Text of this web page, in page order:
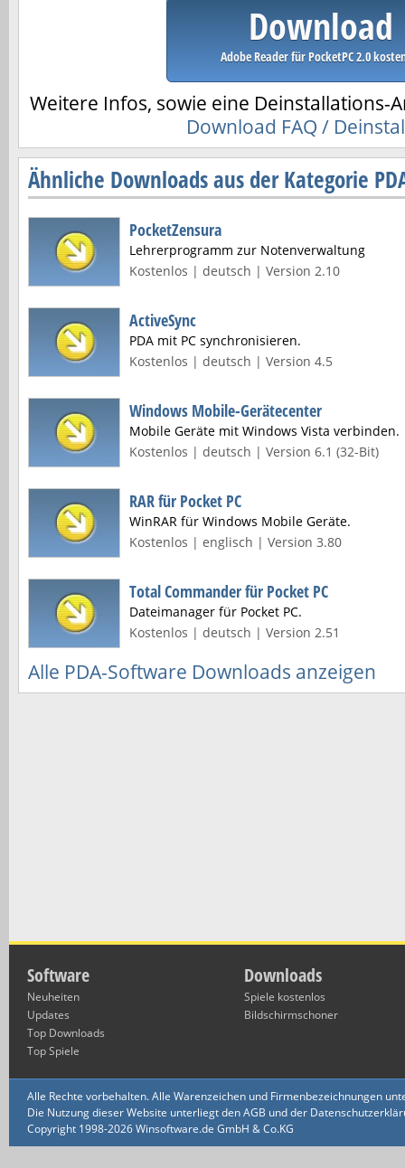
Download
Adobe Reader für PocketPC 2.0
Weitere Infos, sowie eine Deinstallations-
Download FAQ /
Ähnliche Downloads aus der Kategorie
PocketZensura
Lehrerprogramm zur Notenverwaltung
Kostenlos | deutsch | Version 2.10
ActiveSync
PDA mit PC synchronisieren.
Kostenlos | deutsch | Version 4.5
Windows Mobile-Gerätecenter
Mobile Geräte mit Windows Vista verbinden.
Kostenlos | deutsch | Version 6.1 (32-Bit)
RAR für Pocket PC
WinRAR für Windows Mobile Geräte.
Kostenlos | englisch | Version 3.80
Total Commander für Pocket PC
Dateimanager für Pocket PC.
Kostenlos | deutsch | Version 2.51
Alle PDA-Software Downloads anzeigen
Software
Neuheiten
Updates
Top Downloads
Top Spiele
Downloads
Spiele kostenlos
Bildschirmschoner
Alle Rechte vorbehalten. Alle Warenzeichen und Firmenbezeichnungen
Die Nutzung dieser Website unterliegt den AGB und der
Copyright 1998-2026 Winsoftware.de GmbH & Co.KG